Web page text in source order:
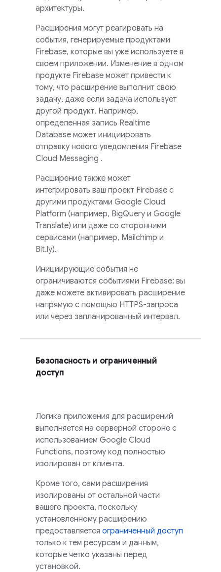
архитектуры.
Расширения могут реагировать на
события, генерируемые продуктами
Firebase, которые вы уже используете в
своем приложении. Изменение в одном
продукте Firebase может привести к
тому, что расширение выполнит свою
задачу, даже если задача использует
другой продукт. Например,
определенная запись Realtime
Database может инициировать
отправку нового уведомления Firebase
Cloud Messaging .
Расширение также может
интегрировать ваш проект Firebase с
другими продуктами Google Cloud
Platform (например, BigQuery и Google
Translate) или даже со сторонними
сервисами (например, Mailchimp и
Bit.ly).
Инициирующие события не
ограничиваются событиями Firebase; вы
даже можете активировать расширение
напрямую с помощью HTTPS-запроса
или через запланированный интервал.
Безопасность и ограниченный
доступ
Логика приложения для расширений
выполняется на серверной стороне с
использованием Google Cloud
Functions, поэтому код полностью
изолирован от клиента.
Кроме того, сами расширения
изолированы от остальной части
вашего проекта, поскольку
установленному расширению
предоставляется ограниченный доступ
только к тем ресурсам и данным,
которые четко указаны перед
установкой.